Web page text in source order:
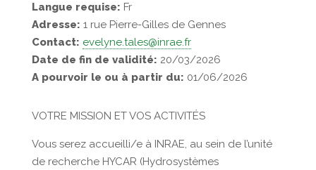
Langue requise: Fr
Adresse: 1 rue Pierre-Gilles de Gennes
Contact: evelyne.tales@inrae.fr
Date de fin de validité: 20/03/2026
A pourvoir le ou à partir du: 01/06/2026
VOTRE MISSION ET VOS ACTIVITÉS
Vous serez accueilli/e à INRAE, au sein de l’unité
de recherche HYCAR (Hydrosystèmes